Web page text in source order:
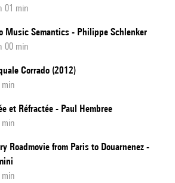
01 min
Music Semantics - Philippe Schlenker
00 min
Corrado (2012)
et Réfractée - Paul Hembree
Roadmovie from Paris to Douarnenez -